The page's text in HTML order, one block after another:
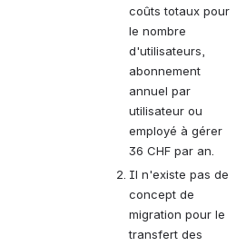
coûts totaux pour
le nombre
d'utilisateurs,
abonnement
annuel par
utilisateur ou
employé à gérer
36 CHF par an.
Il n'existe pas de
concept de
migration pour le
transfert des